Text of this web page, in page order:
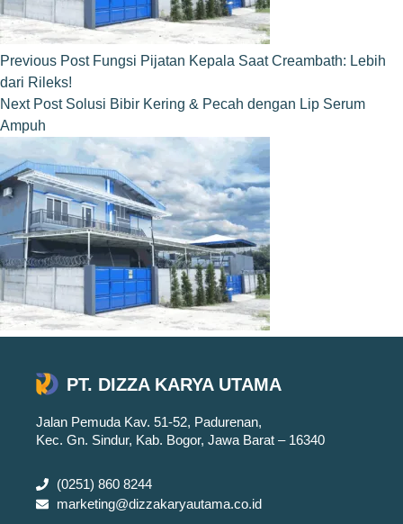
Previous Post Fungsi Pijatan Kepala Saat Creambath: Lebih
dari Rileks!
Next Post Solusi Bibir Kering & Pecah dengan Lip Serum
Ampuh
PT. DIZZA KARYA UTAMA
Jalan Pemuda Kav. 51-52, Padurenan,
Kec. Gn. Sindur, Kab. Bogor, Jawa Barat – 16340
(0251) 860 8244
marketing@dizzakaryautama.co.id